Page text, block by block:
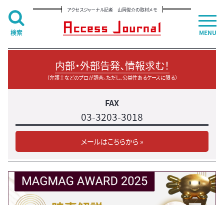
アクセスジャーナル記者 山岡俊介の取材メモ
内部・外部告発、情報求む！
（弁護士などのプロが調査。ただし、公益性あるケースに限る）
FAX
03-3203-3018
メールはこちらから »
MENU
検索